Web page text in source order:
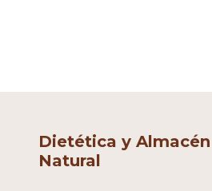
Dietética y Almacén
Natural